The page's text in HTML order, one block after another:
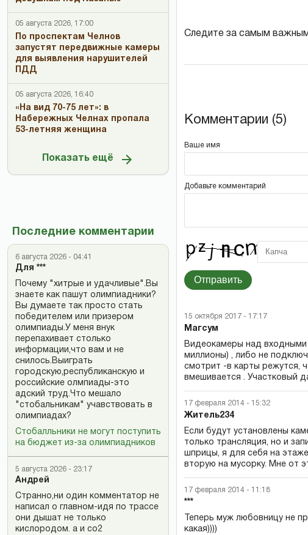
05 августа 2026, 17:00
По проспектам Челнов
запустят передвижные камеры
для выявления нарушителей
ПДД
05 августа 2026, 16:40
«На вид 70-75 лет»: в
Набережных Челнах пропала
53-летняя женщина
Показать ещё
Последние комментарии
6 августа 2026 - 04:41
Для ***
Почему "хитрые и удачливые".Вы
знаете как пашут олимпиадники?
Вы думаете так просто стать
победителем или призером
олимпиады.У меня внук
перепахивает столько
информации,что вам и не
снилось.Выиграть
городскую,республиканскую и
российские олмпиады-это
адский труд.Что мешало
"стобальникам" учавствовать в
олимпиадах?
Стобалльники не могут поступить
на бюджет из-за олимпиадников
5 августа 2026 - 23:17
Андрей
Странно,ни один комментатор не
написал о главном-идя по трассе
они дышат не только
кислородом. а и со2
Следите за самым
Комментарии (5)
Ваше имя
Добавьте комментарий
Отправить
15 октября 2017 - 17:17
Магсум
Видеокамеры над входными
миллионы) , либо не
смотрит -в карты режутся,
вмешивается . Участковый
17 февраля 2014 - 15:32
Житель234
Если будут установлены
только трансляция, но и
шприцы, я для себя на
вторую на мусорку. Мне от
17 февраля 2014 - 11:18
***
Теперь муж любовницу не
какая))))